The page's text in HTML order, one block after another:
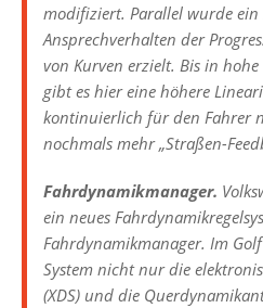
modifiziert. Parallel wurde ein
Ansprechverhalten der
von Kurven erzielt. Bis in
gibt es hier eine höhere
kontinuierlich für den Fahrer
nochmals mehr „Straßen-
Fahrdynamikmanager.
ein neues
Fahrdynamikmanager. Im
System nicht nur die
(XDS) und die